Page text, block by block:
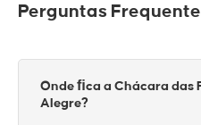
Perguntas
Onde ﬁca a Chácara das
Alegre?